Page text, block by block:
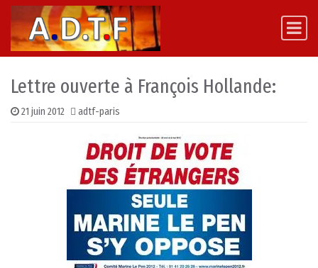
Skip to content
Main Navigation
Lettre ouverte à François Hollande:
21 juin 2012 adtf-paris